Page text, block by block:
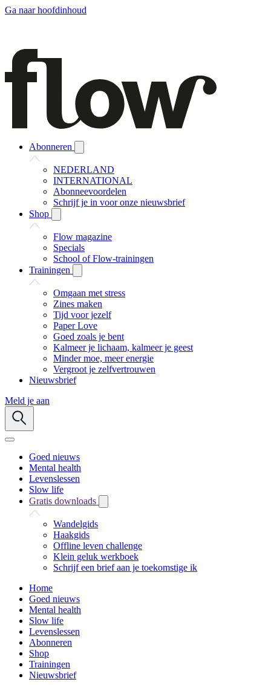
Ga naar hoofdinhoud
Abonneren
NEDERLAND
INTERNATIONAL
Abonneevoordelen
Schrijf je in voor onze nieuwsbrief
Shop
Flow magazine
Specials
School of Flow-trainingen
Trainingen
Omgaan met stress
Zines maken
Tijd voor jezelf
Paper Love
Goed zoals je bent
Kalmeer je lichaam, kalmeer je geest
Minder moe, meer energie
Vergroot je zelfvertrouwen
Nieuwsbrief
Meld je aan
Goed nieuws
Mental health
Levenslessen
Slow life
Gratis downloads
Wandelgids
Haakgids
Offline leven challenge
Klein geluk werkboek
Schrijf een brief aan je toekomstige ik
Home
Goed nieuws
Mental health
Slow life
Levenslessen
Abonneren
Shop
Trainingen
Nieuwsbrief